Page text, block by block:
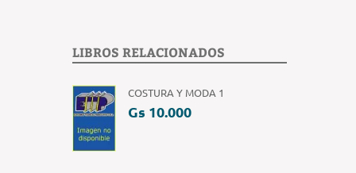
LIBROS RELACIONADOS
COSTURA Y MODA 1
Gs 10.000